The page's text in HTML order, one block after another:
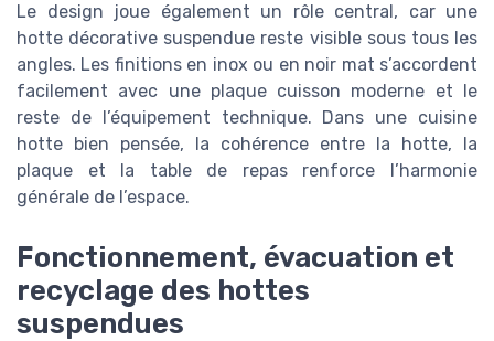
Le design joue également un rôle central, car une
hotte décorative suspendue reste visible sous tous les
angles. Les finitions en inox ou en noir mat s’accordent
facilement avec une plaque cuisson moderne et le
reste de l’équipement technique. Dans une cuisine
hotte bien pensée, la cohérence entre la hotte, la
plaque et la table de repas renforce l’harmonie
générale de l’espace.
Fonctionnement, évacuation et
recyclage des hottes
suspendues